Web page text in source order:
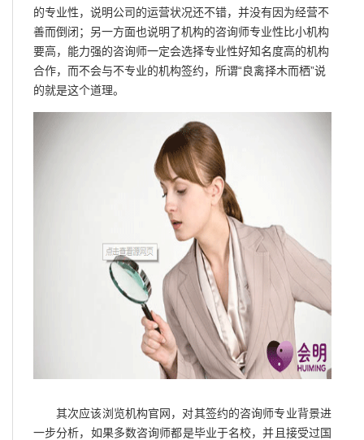
的专业性，说明公司的运营状况还不错，并没有因为经营不
善而倒闭；另一方面也说明了机构的咨询师专业性比小机构
要高，能力强的咨询师一定会选择专业性好知名度高的机构
合作，而不会与不专业的机构签约，所谓“良禽择木而栖”说
的就是这个道理。
其次应该浏览机构官网，对其签约的咨询师专业背景进
一步分析，如果多数咨询师都是毕业于名校，并且接受过国